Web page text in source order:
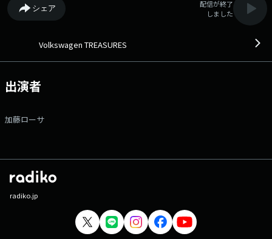
ージ・フォームからお送りください。 紹介した方には、番組オリジナ
ルデザインのQUOカードPay 3,000円分をプレゼント！ 番組Webサイ
https://www.tfm.co.jp/f/treasures/message Xハッシュタグは「#ト
シェア
配信が終了
しました
Volkswagen TREASURES
出演者
加藤ローサ
radiko.jp